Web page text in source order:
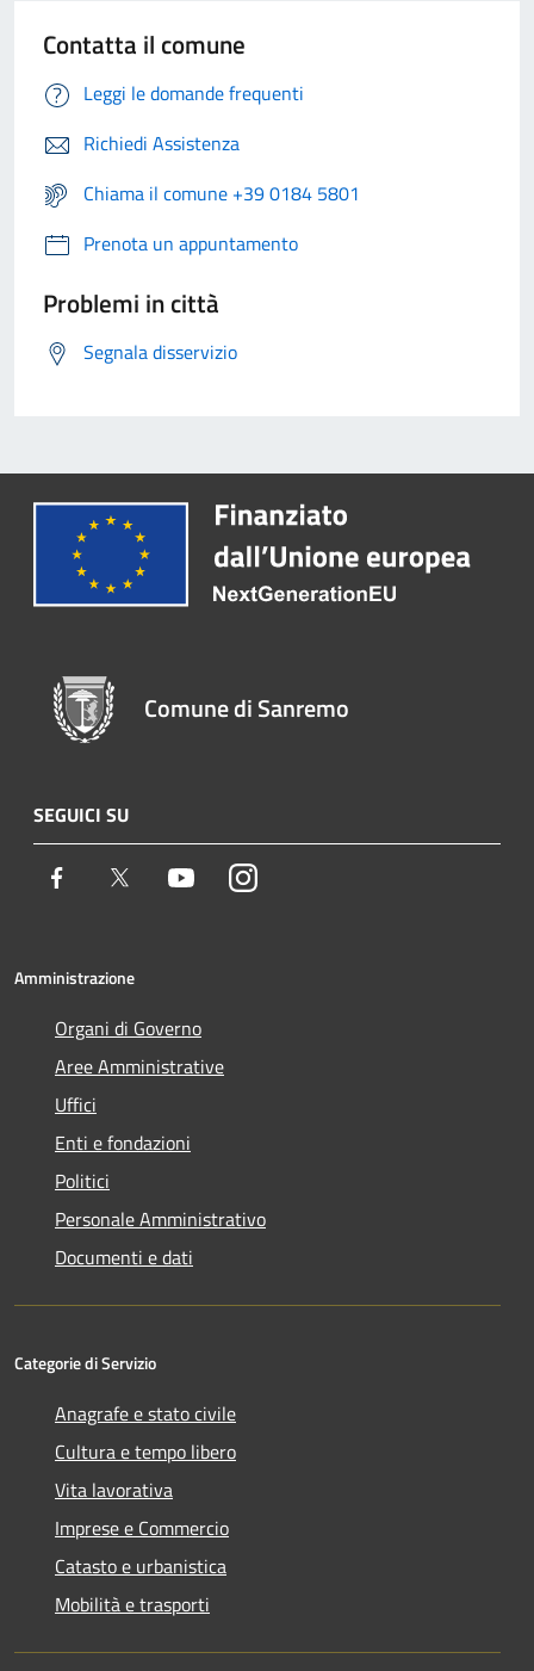
Contatta il comune
Leggi le domande frequenti
Richiedi Assistenza
Chiama il comune +39 0184 5801
Prenota un appuntamento
Problemi in città
Segnala disservizio
Comune di Sanremo
SEGUICI SU
Facebook Twitter YoutubeInstagram
Amministrazione
Organi di Governo
Aree Amministrative
Uffici
Enti e fondazioni
Politici
Personale Amministrativo
Documenti e dati
Categorie di Servizio
Anagrafe e stato civile
Cultura e tempo libero
Vita lavorativa
Imprese e Commercio
Catasto e urbanistica
Mobilità e trasporti